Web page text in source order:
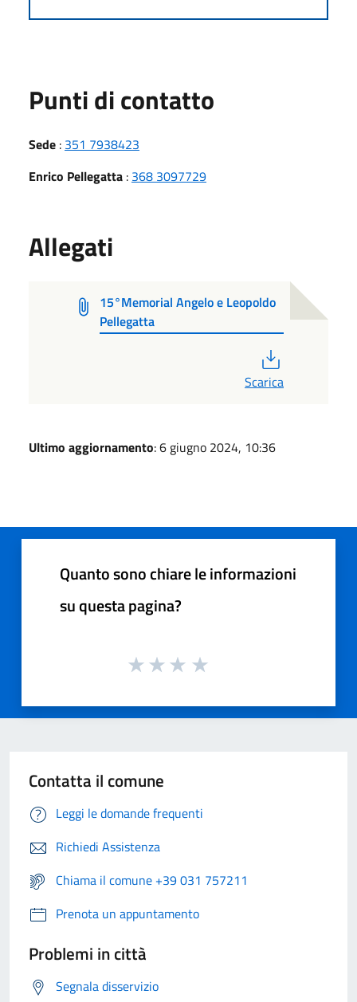
Punti di contatto
Sede : 351 7938423
Enrico Pellegatta : 368 3097729
Allegati
15°Memorial Angelo e Leopoldo
Pellegatta
Scarica
Ultimo aggiornamento: 6 giugno 2024, 10:36
Quanto sono chiare le informazioni
su questa pagina?
Contatta il comune
Leggi le domande frequenti
Richiedi Assistenza
Chiama il comune +39 031 757211
Prenota un appuntamento
Problemi in città
Segnala disservizio